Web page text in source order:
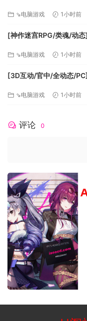
隐藏在暗处的地球势力
度]
⇘电脑游戏 1小时前
[神作迷宫RPG/类魂/动
冶師 v1.12 官中步兵+全
⇘电脑游戏 1小时前
[3D互动/官中/全动态/
⇘电脑游戏 1小时前
评论 0